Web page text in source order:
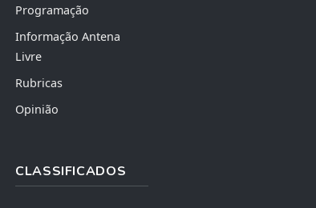
Programação
Informação Antena
Livre
Rubricas
Opinião
CLASSIFICADOS